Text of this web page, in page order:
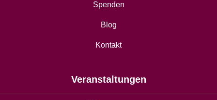
Spenden
Blog
Kontakt
Veranstaltungen